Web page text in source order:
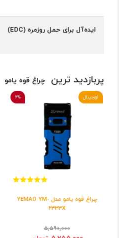
ایده‌آل برای حمل روزمره (EDC)
پربازدید ترین چراغ قوه یامو
6% اورجینال
چراغ قوه یامو مدل YEMAO YM-
F333X
5,590,000